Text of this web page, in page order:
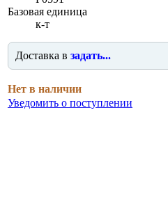
Базовая единица
к-т
Доставка в задать...
Нет в наличии
Уведомить о поступлении